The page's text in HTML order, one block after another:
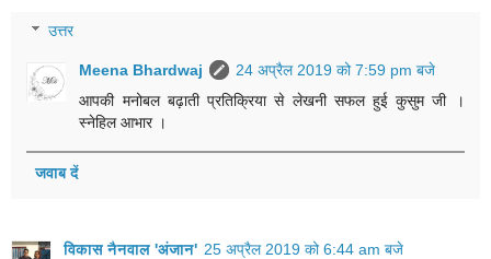
उत्तर
Meena Bhardwaj
24 अप्रैल 2019 को 7:59 pm बजे
आपकी मनोबल बढ़ाती प्रतिक्रिया से लेखनी सफल हुई कुसुम जी ।
स्नेहिल आभार ।
जवाब दें
विकास नैनवाल 'अंजान' 25 अप्रैल 2019 को 6:44 am बजे